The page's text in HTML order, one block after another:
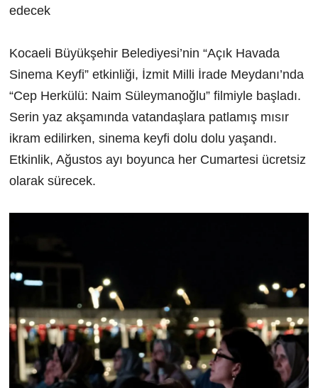
edecek
Kocaeli Büyükşehir Belediyesi’nin “Açık Havada
Sinema Keyfi” etkinliği, İzmit Milli İrade Meydanı’nda
“Cep Herkülü: Naim Süleymanoğlu” filmiyle başladı.
Serin yaz akşamında vatandaşlara patlamış mısır
ikram edilirken, sinema keyfi dolu dolu yaşandı.
Etkinlik, Ağustos ayı boyunca her Cumartesi ücretsiz
olarak sürecek.